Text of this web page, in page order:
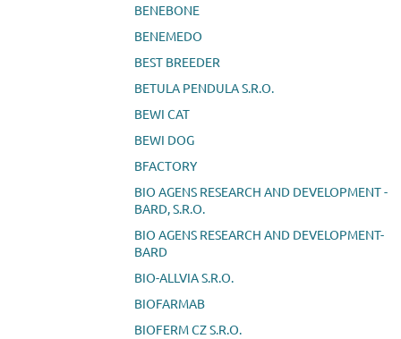
BENEBONE
BENEMEDO
BEST BREEDER
BETULA PENDULA S.R.O.
BEWI CAT
BEWI DOG
BFACTORY
BIO AGENS RESEARCH AND DEVELOPMENT -
BARD, S.R.O.
BIO AGENS RESEARCH AND DEVELOPMENT-
BARD
BIO-ALLVIA S.R.O.
BIOFARMAB
BIOFERM CZ S.R.O.